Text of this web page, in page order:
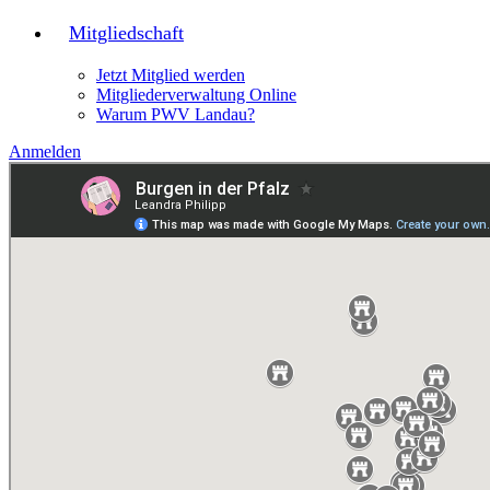
Mitgliedschaft
Jetzt Mitglied werden
Mitgliederverwaltung Online
Warum PWV Landau?
Anmelden